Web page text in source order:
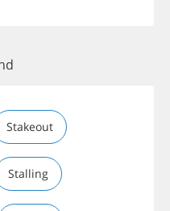
Stakeout
Stalling